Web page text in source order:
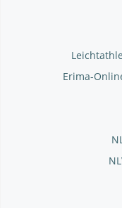
Erima-